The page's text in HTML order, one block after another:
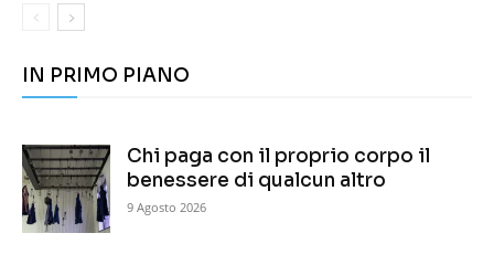
IN PRIMO PIANO
Chi paga con il proprio corpo il
benessere di qualcun altro
9 Agosto 2026